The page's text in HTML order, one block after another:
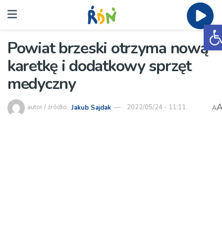
Powiat brzeski otrzyma nową
karetkę i dodatkowy sprzęt
medyczny
autor / źródło: Jakub Sajdak 2022/05/24 - 11:11 A